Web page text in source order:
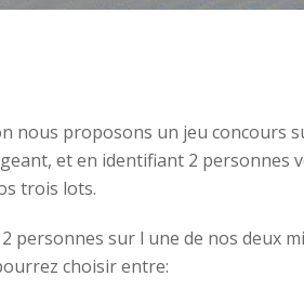
nous proposons un jeu concours
et en identifiant 2 personnes
trois lots.
personnes sur l une de nos deux
choisir entre: